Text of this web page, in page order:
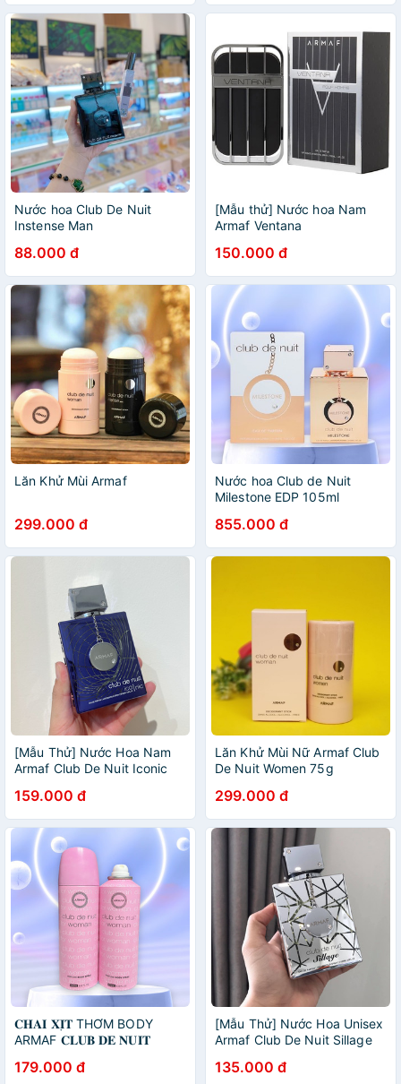
Nước hoa Club De Nuit
Instense Man
88.000 đ
[Mẫu thử] Nước hoa Nam
Armaf Ventana
150.000 đ
Lăn Khử Mùi Armaf
299.000 đ
Nước hoa Club de Nuit
Milestone EDP 105ml
855.000 đ
[Mẫu Thử] Nước Hoa Nam
Armaf Club De Nuit Iconic
159.000 đ
Lăn Khử Mùi Nữ Armaf Club
De Nuit Women 75g
299.000 đ
𝐂𝐇𝐀𝐈 𝐗𝐈̣𝐓 THƠM BODY
ARMAF 𝐂𝐋𝐔𝐁 𝐃𝐄 𝐍𝐔𝐈𝐓
179.000 đ
[Mẫu Thử] Nước Hoa Unisex
Armaf Club De Nuit Sillage
135.000 đ